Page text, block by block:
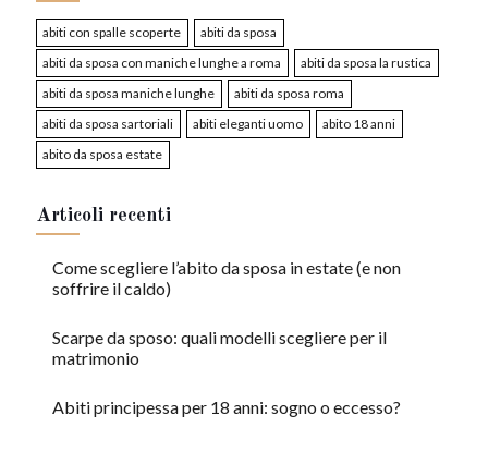
abiti con spalle scoperte
abiti da sposa
abiti da sposa con maniche lunghe a roma
abiti da sposa la rustica
abiti da sposa maniche lunghe
abiti da sposa roma
abiti da sposa sartoriali
abiti eleganti uomo
abito 18 anni
abito da sposa estate
Articoli recenti
Come scegliere l’abito da sposa in estate (e non
soffrire il caldo)
Scarpe da sposo: quali modelli scegliere per il
matrimonio
Abiti principessa per 18 anni: sogno o eccesso?